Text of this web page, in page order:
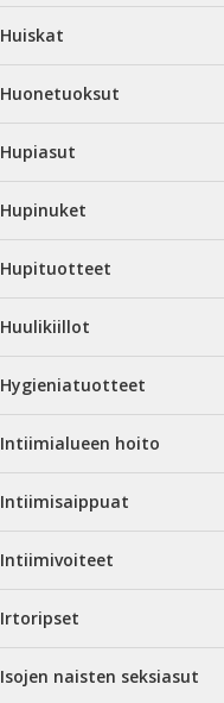
Huiskat
Huonetuoksut
Hupiasut
Hupinuket
Hupituotteet
Huulikiillot
Hygieniatuotteet
Intiimialueen hoito
Intiimisaippuat
Intiimivoiteet
Irtoripset
Isojen naisten seksiasut